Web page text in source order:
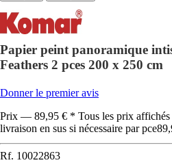
Papier peint panoramique
Feathers 2 pces 200 x 250 cm
Donner le premier avis
Prix — 89,95 € * Tous les prix affichés
livraison en sus si nécessaire par pce
Rf. 10022863